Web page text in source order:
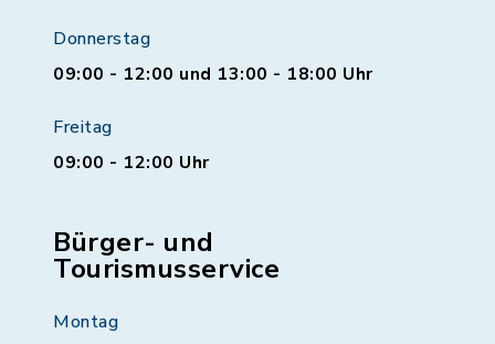
Donnerstag
09:00 - 12:00 und 13:00 - 18:00 Uhr
Freitag
09:00 - 12:00 Uhr
Bürger- und
Tourismusservice
Montag